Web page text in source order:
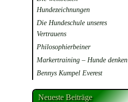
Hundezeichnungen
Die Hundeschule unseres
Vertrauens
Philosophierbeiner
Markertraining – Hunde denken
Bennys Kumpel Everest
Neueste Beiträge